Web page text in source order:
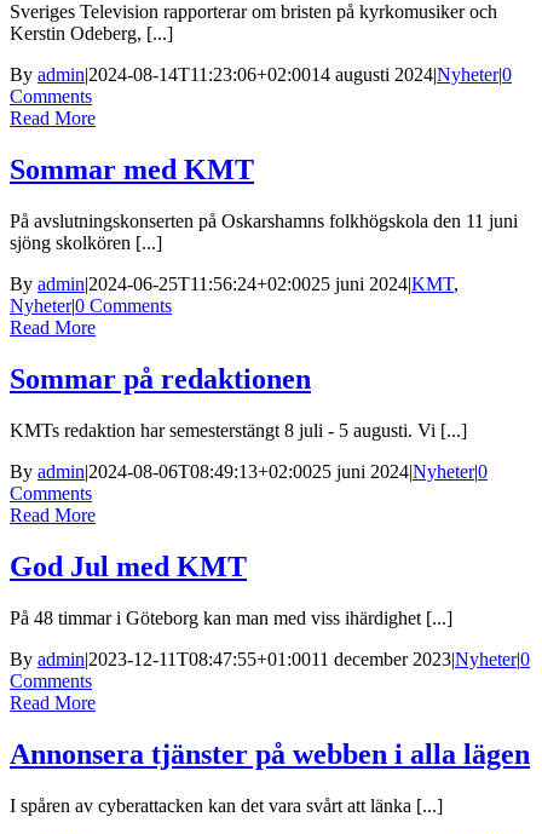
Sveriges Television rapporterar om bristen på kyrkomusiker och
Kerstin Odeberg, [...]
By admin|2024-08-14T11:23:06+02:0014 augusti 2024|Nyheter|0
Comments
Read More
Sommar med KMT
På avslutningskonserten på Oskarshamns folkhögskola den 11 juni
sjöng skolkören [...]
By admin|2024-06-25T11:56:24+02:0025 juni 2024|KMT,
Nyheter|0 Comments
Read More
Sommar på redaktionen
KMTs redaktion har semesterstängt 8 juli - 5 augusti. Vi [...]
By admin|2024-08-06T08:49:13+02:0025 juni 2024|Nyheter|0
Comments
Read More
God Jul med KMT
På 48 timmar i Göteborg kan man med viss ihärdighet [...]
By admin|2023-12-11T08:47:55+01:0011 december 2023|Nyheter|0
Comments
Read More
Annonsera tjänster på webben i alla lägen
I spåren av cyberattacken kan det vara svårt att länka [...]